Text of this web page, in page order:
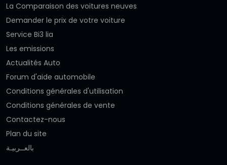
La Comparaison des voitures neuves
Demander le prix de votre voiture
Service Bi3 lia
Les emissions
Actualités Auto
Forum d'aide automobile
Conditions générales d'utilisation
Conditions générales de vente
Contactez-nous
Plan du site
بالعــربيـة